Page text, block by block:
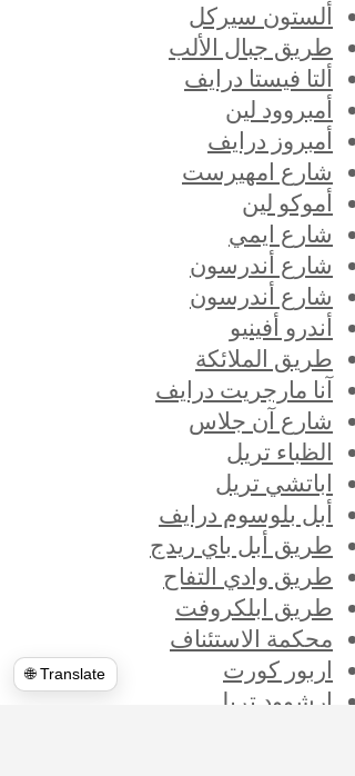
ألستون سيركل
طريق جبال الألب
ألتا فيستا درايف
أمبروود لين
أمبروز درايف
شارع امهيرست
أموكو لين
شارع ايمي
شارع أندرسون
شارع أندرسون
أندرو أفينيو
طريق الملائكة
آنا مارجريت درايف
شارع آن جلاس
الظباء تريل
اباتشي تريل
أبل بلوسوم درايف
طريق أبل باي ريدج
طريق وادي التفاح
طريق ابلكروفت
محكمة الاستئناف
اربور كورت
ارشوود تريل
🌐 Translate